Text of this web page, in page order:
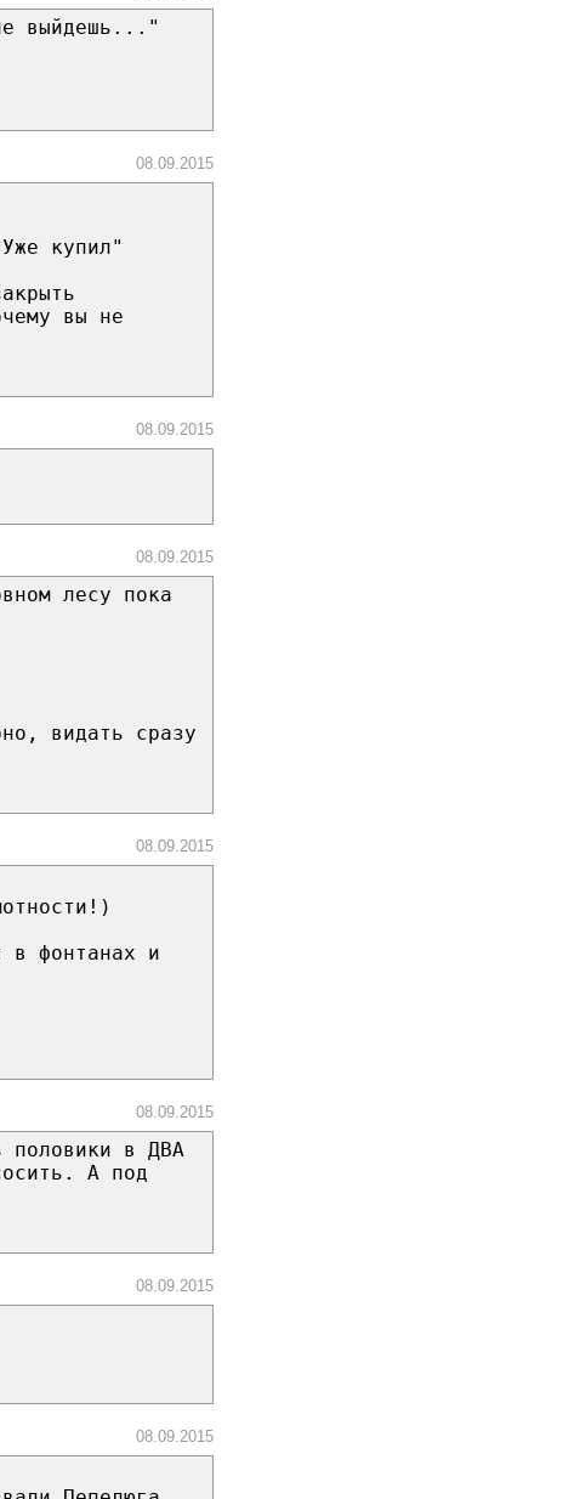
выйдешь..."
08.09.2015
купил"
вы не
08.09.2015
08.09.2015
лесу пока
видать сразу
08.09.2015
в фонтанах и
08.09.2015
половики в ДВА
А под
08.09.2015
08.09.2015